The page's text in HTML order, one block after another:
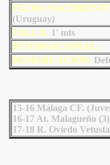
FECHA
(Uruguay)
TALLA: 1'
INTERNACIONAL:
DEMARCACIÓN:
15-16 Málaga CF.
16-17 At. Malagueño
17-18 R. Oviedo